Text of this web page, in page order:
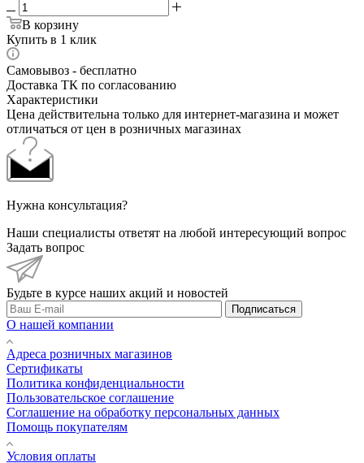
В корзину
Купить в 1 клик
Самовывоз - бесплатно
Доставка ТК по согласованию
Характеристики
Цена действительна только для интернет-магазина и может
отличаться от цен в розничных магазинах
Нужна консультация?
Наши специалисты ответят на любой интересующий вопрос
Задать вопрос
Будьте в курсе наших акций и новостей
Подписаться
О нашей компании
Адреса розничных магазинов
Сертификаты
Политика конфиденциальности
Пользовательское соглашение
Соглашение на обработку персональных данных
Помощь покупателям
Условия оплаты